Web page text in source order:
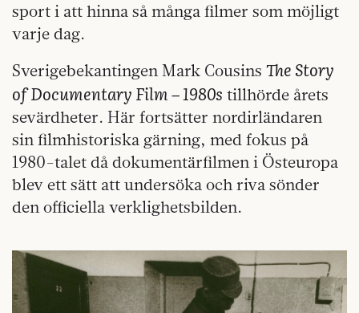
sport i att hinna så många filmer som möjligt
varje dag.
Sverigebekantingen Mark Cousins The Story
of Documentary Film – 1980s tillhörde årets
sevärdheter. Här fortsätter nordirländaren
sin filmhistoriska gärning, med fokus på
1980-talet då dokumentärfilmen i Östeuropa
blev ett sätt att undersöka och riva sönder
den officiella verklighetsbilden.